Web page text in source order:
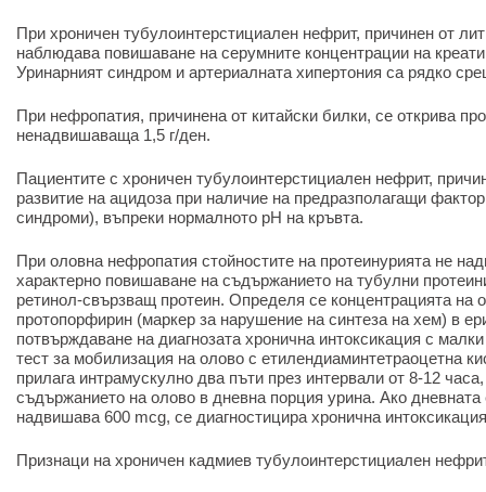
При хроничен тубулоинтерстициален нефрит, причинен от
наблюдава повишаване на серумните концентрации на
Уринарният синдром и артериалната хипертония са рядко
При нефропатия, причинена от китайски билки, се открива
ненадвишаваща 1,5 г/ден.
Пациентите с хроничен тубулоинтерстициален нефрит,
развитие на ацидоза при наличие на предразполагащи
синдроми), въпреки нормалното pH на кръвта.
При оловна нефропатия стойностите на протеинурията не
характерно повишаване на съдържанието на тубулни
ретинол-свързващ протеин. Определя се концентрацията на
протопорфирин (маркер за нарушение на синтеза на хем) в
потвърждаване на диагнозата хронична интоксикация с
тест за мобилизация на олово с етилендиаминтетраоцетна
прилага интрамускулно два пъти през интервали от 8-12
съдържанието на олово в дневна порция урина. Ако дневната
надвишава 600 mcg, се диагностицира хронична
Признаци на хроничен кадмиев тубулоинтерстициален